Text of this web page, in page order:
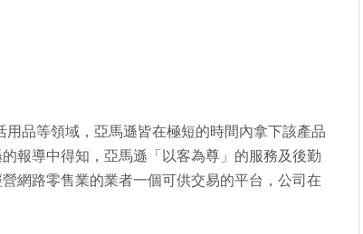
品等領域，亞馬遜皆在極短的時間內拿下該產品
報導中得知，亞馬遜「以客為尊」的服務及後勤
網路零售業的業者一個可供交易的平台，公司在